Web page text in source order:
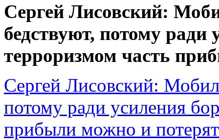
Сергей Лисовский:
бедствуют, потому ради
терроризмом часть
Сергей Лисовский:
потому ради усиления
прибыли можно и